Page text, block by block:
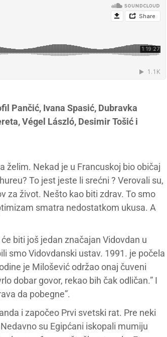
Pančić, Ivana Spasić, Dubravka
Végel László, Desimir Tošić i
želim. Nekad je u Francuskoj bio običaj
To jest jeste li srećni ? Verovali su,
za život. Nešto kao biti zdrav. To smo
smatra nedostatkom ukusa. A
biti još jedan značajan Vidovdan u
smo Vidovdanski ustav. 1991. je počela
je Milošević održao onaj čuveni
dobar govor, rekao bih čak odličan.” I
da pobegne”.
i započeo Prvi svetski rat. Pre neki
su Egipćani iskopali mumiju